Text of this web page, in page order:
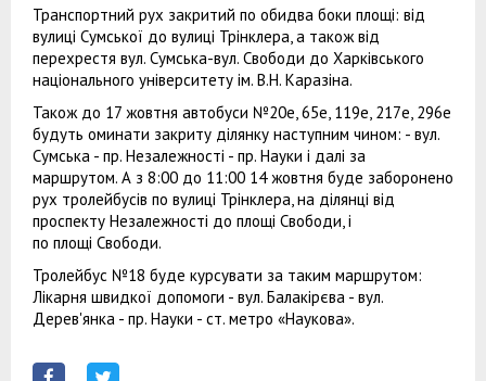
Транспортний рух закритий по обидва боки площі: від
вулиці Сумської до вулиці Трінклера, а також від
перехрестя вул. Сумська-вул. Свободи до Харківського
національного університету ім. В.Н. Каразіна.
Також до 17 жовтня автобуси №20е, 65е, 119е, 217е, 296е
будуть оминати закриту ділянку наступним чином: - вул.
Сумська - пр. Незалежності - пр. Науки і далі за
маршрутом. А з 8:00 до 11:00 14 жовтня буде заборонено
рух тролейбусів по вулиці Трінклера, на ділянці від
проспекту Незалежності до площі Свободи, і
по площі Свободи.
Тролейбус №18 буде курсувати за таким маршрутом:
Лікарня швидкої допомоги - вул. Балакірєва - вул.
Дерев'янка - пр. Науки - ст. метро «Наукова».